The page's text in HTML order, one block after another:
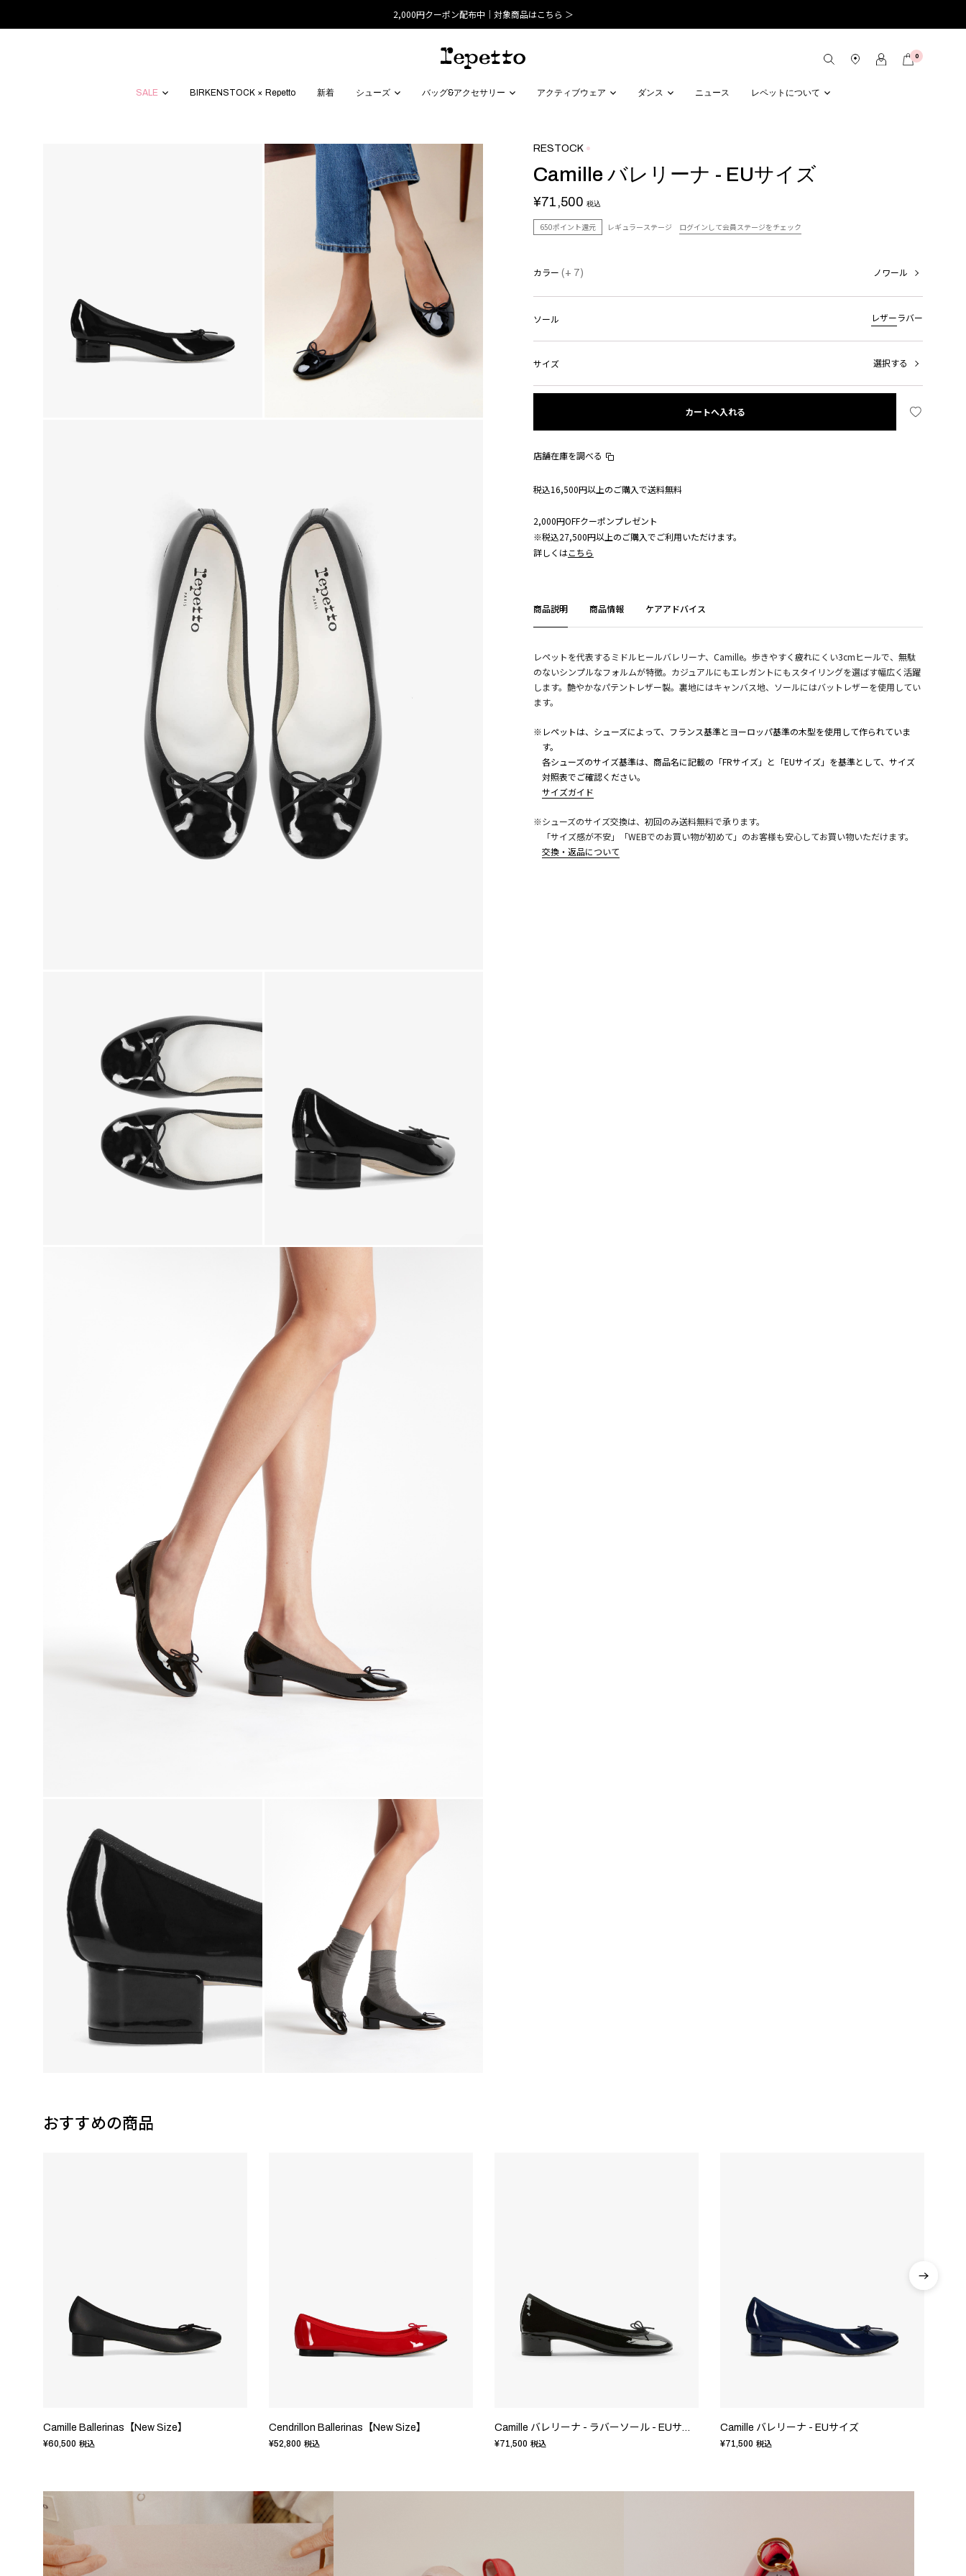
2,000円クーポン配布中｜対象商品はこちら ＞
0
SALE BIRKENSTOCK × Repetto 新着 シューズ バッグ&アクセサリー アクティブウェア ダンス ニュース レペットについて
RESTOCK
Camille バレリーナ - EUサイズ
¥71,500 税込
650ポイント還元 レギュラーステージ ログインして会員ステージをチェック
カラー (+ 7) ノワール
ソール レザー ラバー
サイズ 選択する
カートへ入れる
店舗在庫を調べる
税込16,500円以上のご購入で送料無料
2,000円OFFクーポンプレゼント
※税込27,500円以上のご購入でご利用いただけます。
詳しくはこちら
商品説明 商品情報 ケアアドバイス
レペットを代表するミドルヒールバレリーナ、Camille。歩きやすく疲れにくい3cmヒールで、無駄
のないシンプルなフォルムが特徴。カジュアルにもエレガントにもスタイリングを選ばす幅広く活躍
します。艶やかなパテントレザー製。裏地にはキャンバス地、ソールにはバットレザーを使用してい
ます。
※レペットは、シューズによって、フランス基準とヨーロッパ基準の木型を使用して作られていま
す。
各シューズのサイズ基準は、商品名に記載の「FRサイズ」と「EUサイズ」を基準として、サイズ
対照表でご確認ください。
サイズガイド
※シューズのサイズ交換は、初回のみ送料無料で承ります。
「サイズ感が不安」「WEBでのお買い物が初めて」のお客様も安心してお買い物いただけます。
交換・返品について
こちら
おすすめの商品
Camille Ballerinas【New Size】
¥60,500 税込
Cendrillon Ballerinas【New Size】
¥52,800 税込
Camille バレリーナ - ラバーソール - EUサイズ
¥71,500 税込
Camille バレリーナ - EUサイズ
¥71,500 税込